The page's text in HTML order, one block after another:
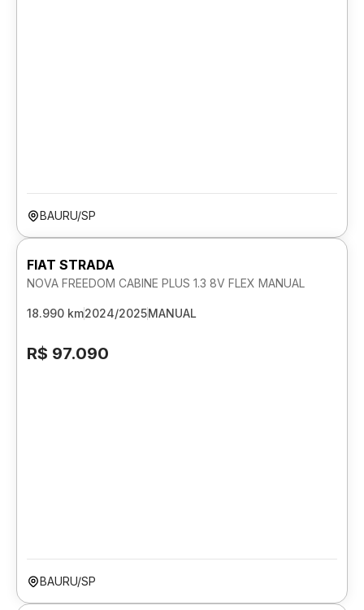
BAURU/SP
FIAT STRADA
NOVA FREEDOM CABINE PLUS 1.3 8V FLEX MANUAL
18.990 km2024/2025MANUAL
R$ 97.090
BAURU/SP